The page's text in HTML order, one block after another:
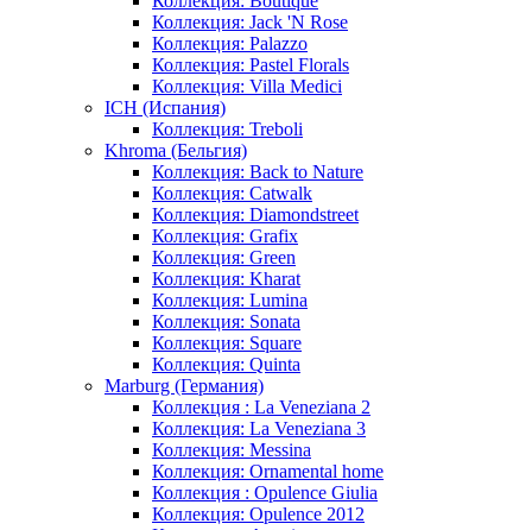
Коллекция: Jack 'N Rose
Коллекция: Palazzo
Коллекция: Pastel Florals
Коллекция: Villa Medici
ICH (Испания)
Коллекция: Treboli
Khroma (Бельгия)
Коллекция: Back to Nature
Коллекция: Catwalk
Коллекция: Diamondstreet
Коллекция: Grafix
Коллекция: Green
Коллекция: Kharat
Коллекция: Lumina
Коллекция: Sonata
Коллекция: Square
Коллекция: Quinta
Marburg (Германия)
Коллекция : La Veneziana 2
Коллекция: La Veneziana 3
Коллекция: Messina
Коллекция: Ornamental home
Коллекция : Opulence Giulia
Коллекция: Opulence 2012